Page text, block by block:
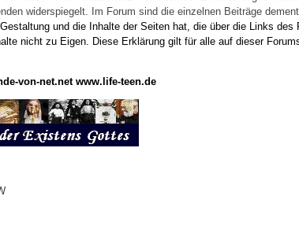
widerspiegelt. Im Forum sind die einzelnen Beiträge
und die Inhalte der Seiten hat, die über die Links des
nicht zu Eigen. Diese Erklärung gilt für alle auf dieser
von-net.net www.life-teen.de